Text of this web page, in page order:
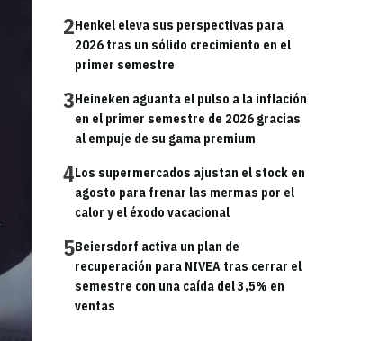
2Henkel eleva sus perspectivas para
2026 tras un sólido crecimiento en el
primer semestre
3Heineken aguanta el pulso a la inflación
en el primer semestre de 2026 gracias
al empuje de su gama premium
4Los supermercados ajustan el stock en
agosto para frenar las mermas por el
calor y el éxodo vacacional
5Beiersdorf activa un plan de
recuperación para NIVEA tras cerrar el
semestre con una caída del 3,5% en
ventas